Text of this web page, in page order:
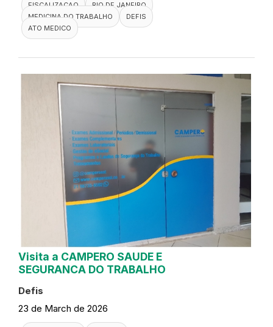
FISCALIZACAO
RIO DE JANEIRO
MEDICINA DO TRABALHO
DEFIS
ATO MEDICO
Visita a CAMPERO SAUDE E
SEGURANCA DO TRABALHO
Defis
23 de March de 2026